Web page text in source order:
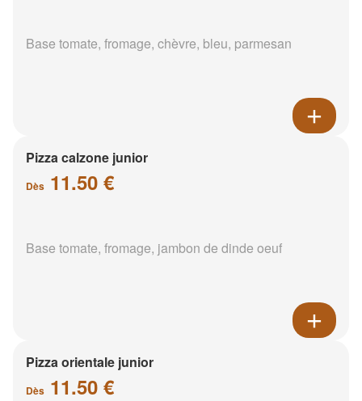
Base tomate, fromage, chèvre, bleu, parmesan
Pizza calzone junior
Dès 11.50 €
Base tomate, fromage, jambon de dinde oeuf
Pizza orientale junior
Dès 11.50 €